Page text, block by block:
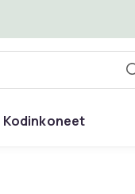
Kodinkoneet